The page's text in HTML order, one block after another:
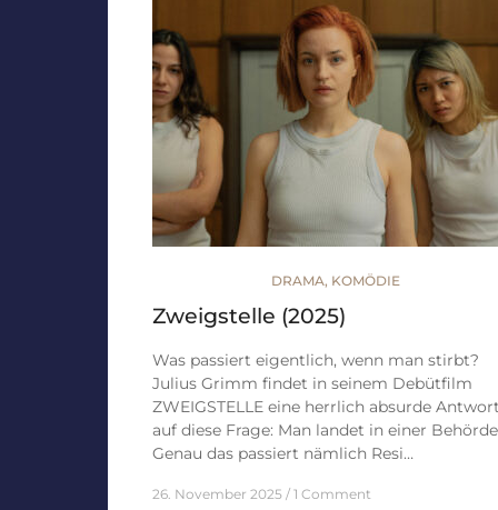
DRAMA, KOMÖDIE
Zweigstelle (2025)
Was passiert eigentlich, wenn man stirbt?
Julius Grimm findet in seinem Debütfilm
ZWEIGSTELLE eine herrlich absurde Antwort
auf diese Frage: Man landet in einer
Genau das passiert nämlich Resi…
26. November 2025 1 Comment